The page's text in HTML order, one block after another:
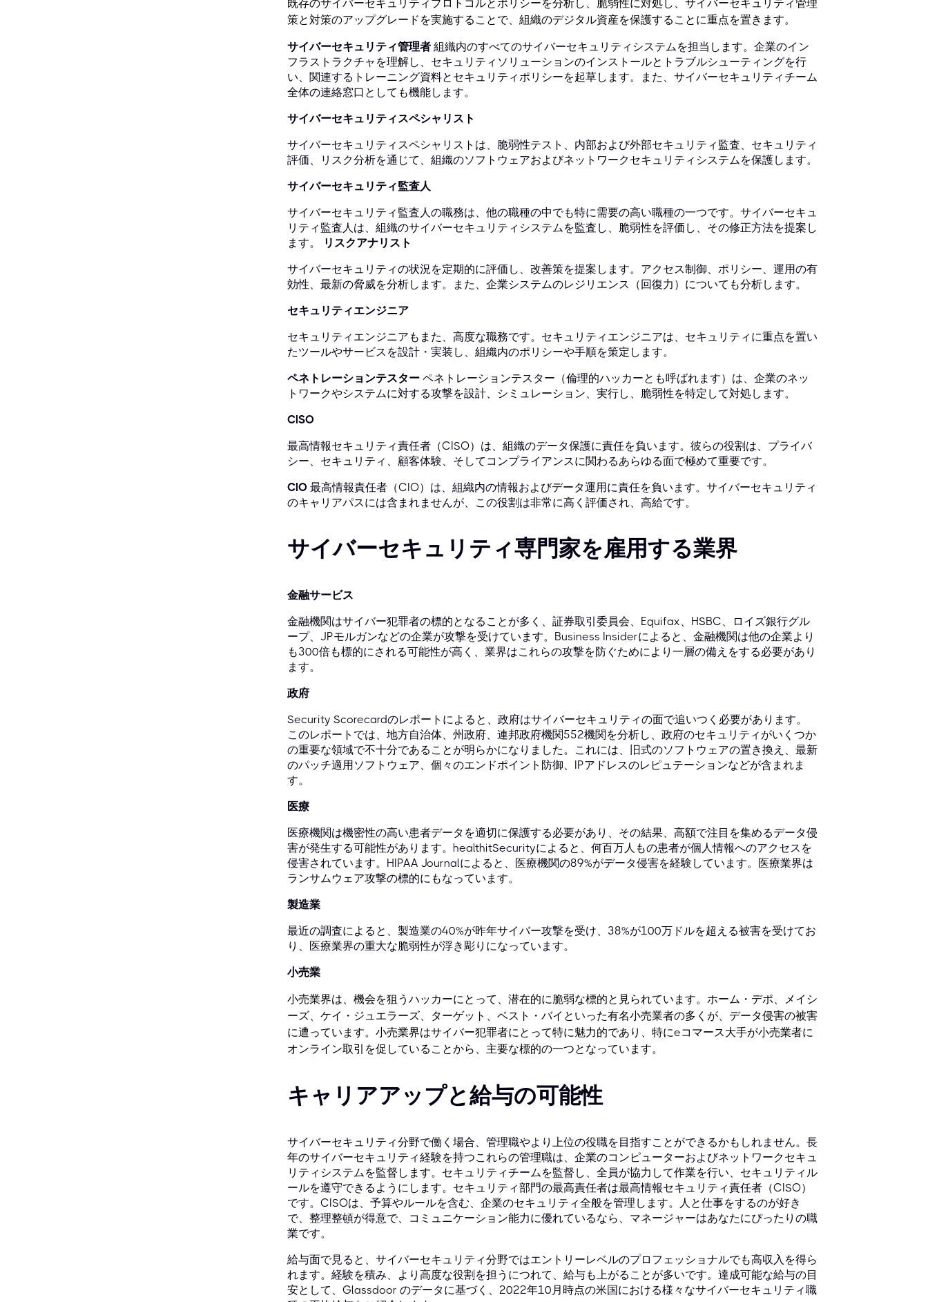
既存のサイバーセキュリティプロトコルとポリシーを分析し、脆弱性に対処し、サイバーセキュリティ管理
策と対策のアップグレードを実施することで、組織のデジタル資産を保護することに重点を置きます。
サイバーセキュリティ管理者 組織内のすべてのサイバーセキュリティシステムを担当します。企業のイン
フラストラクチャを理解し、セキュリティソリューションのインストールとトラブルシューティングを行
い、関連するトレーニング資料とセキュリティポリシーを起草します。また、サイバーセキュリティチーム
全体の連絡窓口としても機能します。
サイバーセキュリティスペシャリスト
サイバーセキュリティスペシャリストは、脆弱性テスト、内部および外部セキュリティ監査、セキュリティ
評価、リスク分析を通じて、組織のソフトウェアおよびネットワークセキュリティシステムを保護します。
サイバーセキュリティ監査人
サイバーセキュリティ監査人の職務は、他の職種の中でも特に需要の高い職種の一つです。サイバーセキュ
リティ監査人は、組織のサイバーセキュリティシステムを監査し、脆弱性を評価し、その修正方法を提案し
ます。
リスクアナリスト
サイバーセキュリティの状況を定期的に評価し、改善策を提案します。アクセス制御、ポリシー、運用の有
効性、最新の脅威を分析します。また、企業システムのレジリエンス（回復力）についても分析します。
セキュリティエンジニア
セキュリティエンジニアもまた、高度な職務です。セキュリティエンジニアは、セキュリティに重点を置い
たツールやサービスを設計・実装し、組織内のポリシーや手順を策定します。
ペネトレーションテスター ペネトレーションテスター（倫理的ハッカーとも呼ばれます）は、企業のネッ
トワークやシステムに対する攻撃を設計、シミュレーション、実行し、脆弱性を特定して対処します。
CISO
最高情報セキュリティ責任者（CISO）は、組織のデータ保護に責任を負います。彼らの役割は、プライバ
シー、セキュリティ、顧客体験、そしてコンプライアンスに関わるあらゆる面で極めて重要です。
CIO 最高情報責任者（CIO）は、組織内の情報およびデータ運用に責任を負います。サイバーセキュリティ
のキャリアパスには含まれませんが、この役割は非常に高く評価され、高給です。
サイバーセキュリティ専門家を雇用する業界
金融サービス
金融機関はサイバー犯罪者の標的となることが多く、証券取引委員会、Equifax、HSBC、ロイズ銀行グル
ープ、JPモルガンなどの企業が攻撃を受けています。Business Insiderによると、金融機関は他の企業より
も300倍も標的にされる可能性が高く、業界はこれらの攻撃を防ぐためにより一層の備えをする必要があり
ます。
政府
Security Scorecardのレポートによると、政府はサイバーセキュリティの面で追いつく必要があります。
このレポートでは、地方自治体、州政府、連邦政府機関552機関を分析し、政府のセキュリティがいくつか
の重要な領域で不十分であることが明らかになりました。これには、旧式のソフトウェアの置き換え、最新
のパッチ適用ソフトウェア、個々のエンドポイント防御、IPアドレスのレピュテーションなどが含まれま
す。
医療
医療機関は機密性の高い患者データを適切に保護する必要があり、その結果、高額で注目を集めるデータ侵
害が発生する可能性があります。healthitSecurityによると、何百万人もの患者が個人情報へのアクセスを
侵害されています。HIPAA Journalによると、医療機関の89%がデータ侵害を経験しています。医療業界は
ランサムウェア攻撃の標的にもなっています。
製造業
最近の調査によると、製造業の40%が昨年サイバー攻撃を受け、38%が100万ドルを超える被害を受けてお
り、医療業界の重大な脆弱性が浮き彫りになっています。
小売業
小売業界は、機会を狙うハッカーにとって、潜在的に脆弱な標的と見られています。ホーム・デポ、メイシ
ーズ、ケイ・ジュエラーズ、ターゲット、ベスト・バイといった有名小売業者の多くが、データ侵害の被害
に遭っています。小売業界はサイバー犯罪者にとって特に魅力的であり、特にeコマース大手が小売業者に
オンライン取引を促していることから、主要な標的の一つとなっています。
キャリアアップと給与の可能性
サイバーセキュリティ分野で働く場合、管理職やより上位の役職を目指すことができるかもしれません。長
年のサイバーセキュリティ経験を持つこれらの管理職は、企業のコンピューターおよびネットワークセキュ
リティシステムを監督します。セキュリティチームを監督し、全員が協力して作業を行い、セキュリティル
ールを遵守できるようにします。セキュリティ部門の最高責任者は最高情報セキュリティ責任者（CISO）
です。CISOは、予算やルールを含む、企業のセキュリティ全般を管理します。人と仕事をするのが好き
で、整理整頓が得意で、コミュニケーション能力に優れているなら、マネージャーはあなたにぴったりの職
業です。
給与面で見ると、サイバーセキュリティ分野ではエントリーレベルのプロフェッショナルでも高収入を得ら
れます。経験を積み、より高度な役割を担うにつれて、給与も上がることが多いです。達成可能な給与の目
安として、Glassdoor のデータに基づく、2022年10月時点の米国における様々なサイバーセキュリティ職